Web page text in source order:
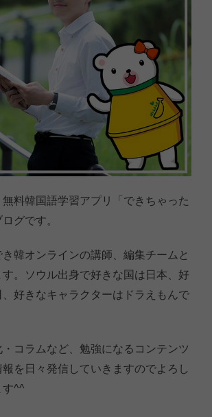
料韓国語学習アプリ「できちゃった
グです。
韓オンラインの講師、編集チームと
。ソウル出身で好きな国は日本、好
、好きなキャラクターはドラえもんで
コラムなど、勉強になるコンテンツ
を日々発信していきますのでよろし
す^^